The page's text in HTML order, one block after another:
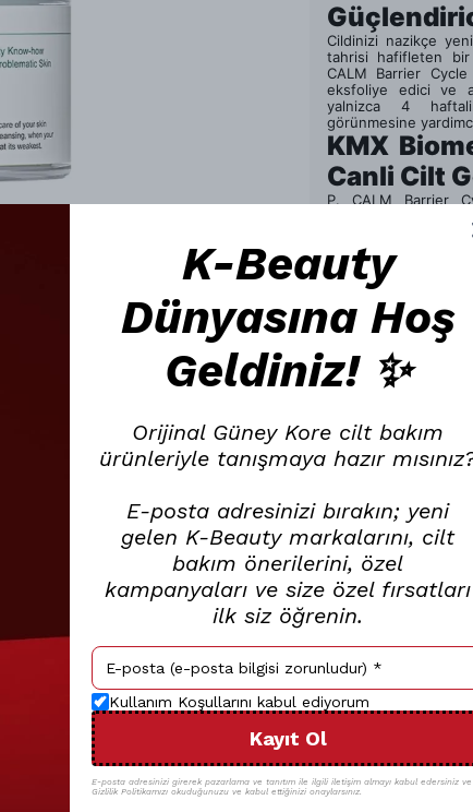
Cildinizi nazikçe
tahrisi hafifleten
CALM Barrier
eksfoliye edici ve
yalnizca 4
görünmesine
KMX
Canli Cilt
P. CALM Barrier
yatistirmakla
güçlü bilesenleri
azaltmaya
neden olan ölü deri
bir sekilde
Asiatica, azulene
Devamını Göster
K-Beauty
Dünyasına Hoş
Geldiniz! ✨
Orijinal Güney Kore cilt bakım
ürünleriyle tanışmaya hazır
E-posta adresinizi bırakın; yeni
gelen K-Beauty markalarını, cilt
bakım önerilerini, özel
kampanyaları ve size özel fırsatları
ilk siz öğrenin.
Kullanım Koşullarını kabul ediyorum
Kayıt Ol
E-posta adresinizi girerek pazarlama ve tanıtım ile ilgili iletişim almayı kabul edersiniz ve
Gizlilik Politikamızı okuduğunuzu ve kabul ettiğinizi onaylarsınız.